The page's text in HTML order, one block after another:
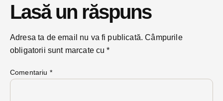
Lasă un răspuns
Adresa ta de email nu va fi publicată. Câmpurile
obligatorii sunt marcate cu*
Comentariu *